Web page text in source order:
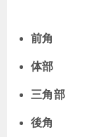
前角
体部
三角部
後角